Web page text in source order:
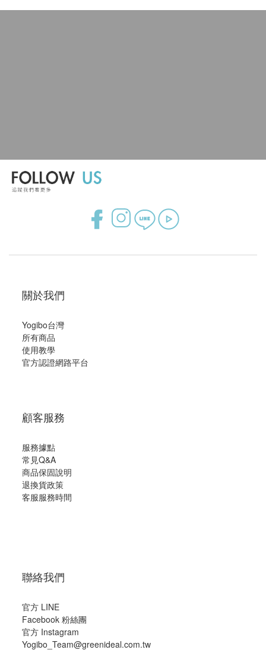
關於我們
Yogibo台灣
所有商品
使用教學
官方認證網路平台
顧客服務
服務據點
常見Q&A
商品保固說明
退換貨政策
客服服務時間
聯絡我們
官方 LINE
Facebook 粉絲團
官方 Instagram
Yogibo_Team@greenideal.com.tw